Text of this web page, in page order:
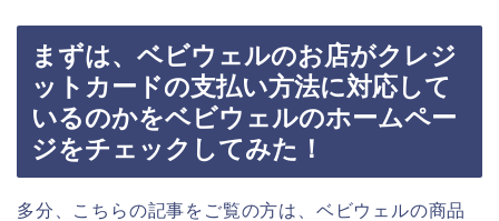
まずは、ベビウェルのお店がクレジ
ットカードの支払い方法に対応して
いるのかをベビウェルのホームペー
ジをチェックしてみた！
多分、こちらの記事をご覧の方は、ベビウェルの商品